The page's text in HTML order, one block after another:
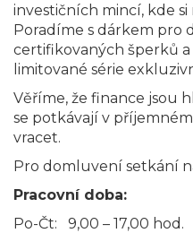
investičních mincí, kde si
Poradíme s dárkem pro
certifikovaných šperků
limitované série
Věříme, že finance jsou
se potkávají v
vracet.
Pro domluvení setkání
Pracovní doba:
Po-Čt: 9,00 – 17,00 hod.